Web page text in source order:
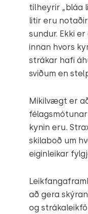
tilheyrir „bláa
litir eru
sundur. Ekki
innan hvors
strákar hafi
sviðum en
Mikilvægt er
kynin eru.
skilaboð um
eiginleikar
að gera
og